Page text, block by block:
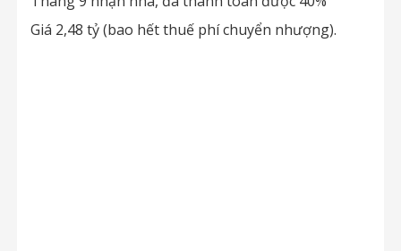
Giá 2,48 tỷ (bao hết thuế phí chuyển nhượng).